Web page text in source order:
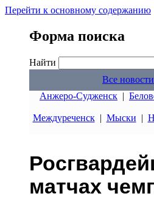
Перейти к основному содержанию
Форма поиска
Найти
Все новости
Анжеро-Судженск |
Междуреченск| Мыски |
матчах